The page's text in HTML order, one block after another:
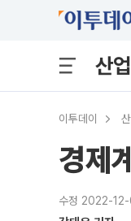
산업
이투데이
경제
수정 2022-